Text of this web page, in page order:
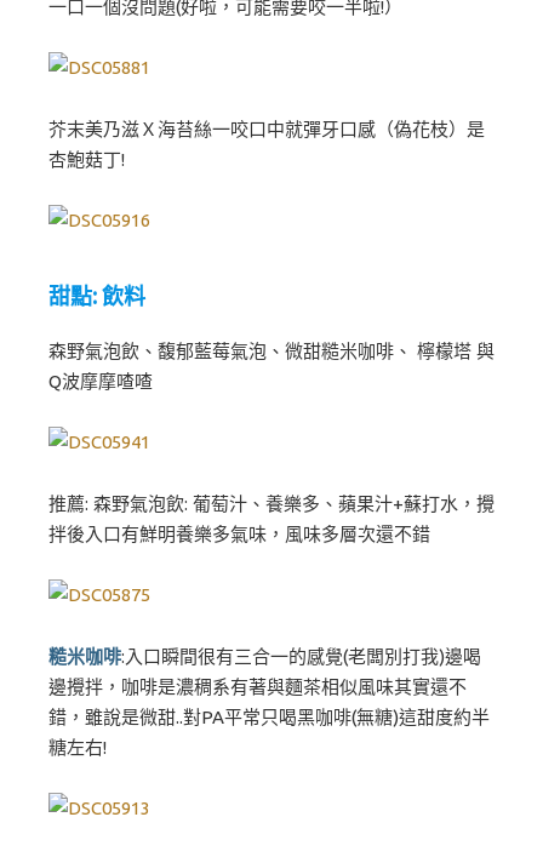
一口一個沒問題(好啦，可能需要咬一半啦!）
芥末美乃滋Ｘ海苔絲一咬口中就彈牙口感（偽花枝）是
杏鮑菇丁!
甜點: 飲料
森野氣泡飲、馥郁藍莓氣泡、微甜糙米咖啡、 檸檬塔 與
Q波摩摩喳喳
推薦: 森野氣泡飲: 葡萄汁、養樂多、蘋果汁+蘇打水，攪
拌後入口有鮮明養樂多氣味，風味多層次還不錯
糙米咖啡:入口瞬間很有三合一的感覺(老闆別打我)邊喝
邊攪拌，咖啡是濃稠系有著與麵茶相似風味其實還不
錯，雖說是微甜..對PA平常只喝黑咖啡(無糖)這甜度約半
糖左右!